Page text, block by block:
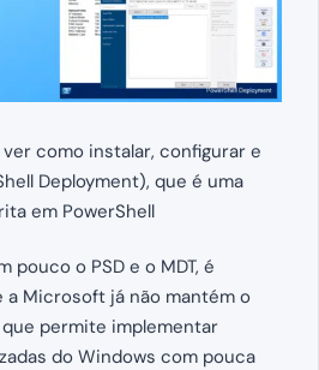
como instalar, configurar e
Deployment), que é uma
em PowerShell
pouco o PSD e o MDT, é
Microsoft já não mantém o
que permite implementar
do Windows com pouca